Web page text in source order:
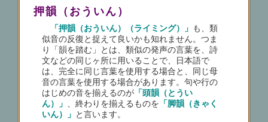
押韻（おういん）
「押韻（おういん）（ライミング）」 も、類
似音の反復と捉えて良いかも知れません。つま
り「韻を踏む」とは、類似の発声の言葉を、詩
文などの同じヶ所に用いることで、日本語で
は、完全に同じ言葉を使用する場合と、同じ母
音の言葉を使用する場合があります。句や行の
はじめの音を揃えるのが 「頭韻（とうい
ん）」
、終わりを揃えるものを 「脚韻（きゃく
いん）」 と言います。